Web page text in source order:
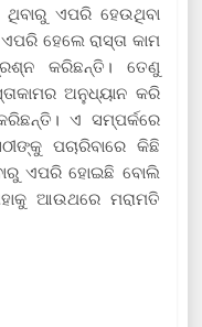
ଏପରି ହେଉଥିବା
ହେଲେ ରାସ୍ତା କାମ
କରିଛନ୍ତି। ତେଣୁ
ଅନୁଧ୍ୟାନ କରି
ଏ ସମ୍ପର୍କରେ
ପଚାରିବାରେ କିଛି
ଏପରି ହୋଇଛି ବୋଲି
ଆଉଥରେ ମରାମତି